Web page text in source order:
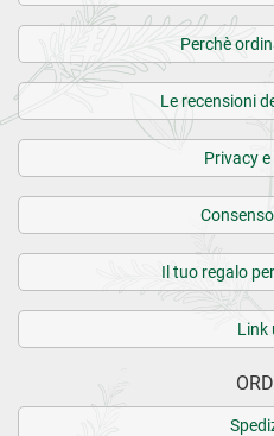
Perchè
Le recensioni
Privacy
Il tuo regalo
Link